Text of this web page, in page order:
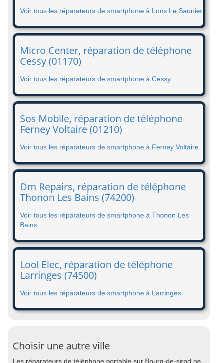
Voir tous les réparateurs de smartphone à Lons Le Saunier
Micro Center, réparation de téléphone
Cessy (01170)
Voir tous les réparateurs de smartphone à Cessy
Sos Mobile, réparation de téléphone
Ferney Voltaire (01210)
Voir tous les réparateurs de smartphone à Ferney Voltaire
Dm Repairs, réparation de téléphone
Thonon Les Bains (74200)
Voir tous les réparateurs de smartphone à Thonon Les
Bains
Lool Elec, réparation de téléphone
Larringes (74500)
Voir tous les réparateurs de smartphone à Larringes
Choisir une autre ville
Les réparateurs de téléphone portable sur Bourg-de-sirod ne